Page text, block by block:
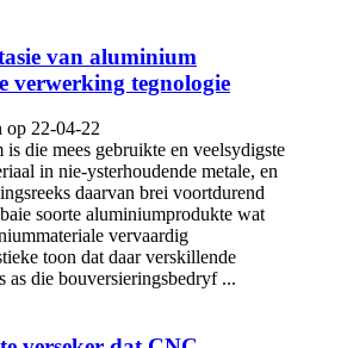
van aluminium
verwerking tegnologie
op 22-04-22
die mees gebruikte en veelsydigste
in nie-ysterhoudende metale, en
daarvan brei voortdurend
soorte aluminiumprodukte wat
vervaardig
toon dat daar verskillende
as die bouversieringsbedryf ...